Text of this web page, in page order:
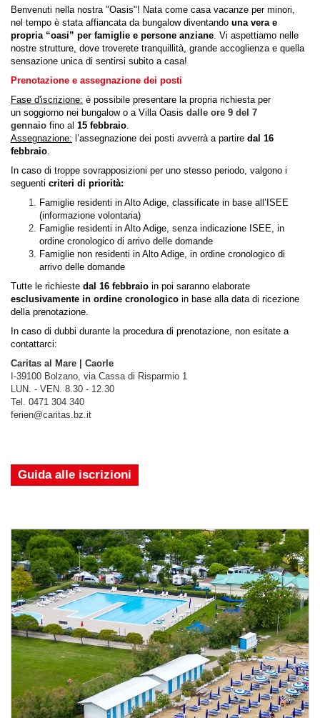
Benvenuti nella nostra "Oasis"! Nata come casa vacanze per minori,
nel tempo è stata affiancata da bungalow diventando una vera e
propria “oasi” per famiglie e persone anziane. Vi aspettiamo nelle
nostre strutture, dove troverete tranquillità, grande accoglienza e quella
sensazione unica di sentirsi subito a casa!
Prenotazione e assegnazione dei posti
Fase d'iscrizione: è possibile presentare la propria richiesta per
un soggiorno nei bungalow o a Villa Oasis dalle ore 9 del 7
gennaio fino al 15 febbraio.
Assegnazione: l’assegnazione dei posti avverrà a partire dal 16
febbraio.
In caso di troppe sovrapposizioni per uno stesso periodo, valgono i
seguenti criteri di priorità:
Famiglie residenti in Alto Adige, classificate in base all’ISEE
(informazione volontaria)
Famiglie residenti in Alto Adige, senza indicazione ISEE, in
ordine cronologico di arrivo delle domande
Famiglie non residenti in Alto Adige, in ordine cronologico di
arrivo delle domande
Tutte le richieste dal 16 febbraio in poi saranno elaborate
esclusivamente in ordine cronologico in base alla data di ricezione
della prenotazione.
In caso di dubbi durante la procedura di prenotazione, non esitate a
contattarci:
Caritas al Mare | Caorle
I-39100 Bolzano, via Cassa di Risparmio 1
LUN. - VEN. 8.30 - 12.30
Tel. 0471 304 340
ferien@caritas.bz.it
Guida alle iscrizioni